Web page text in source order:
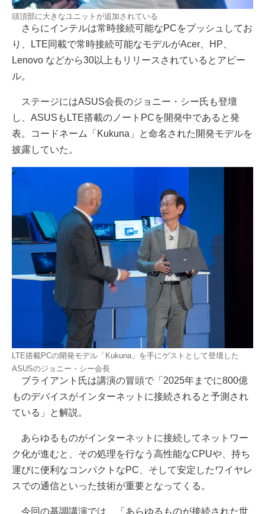
頭頂部に大きなユニットが追加されている
さらにインテルは常時接続可能なPCをプッシュしてお
り、LTE同載で常時接続可能なモデルがAcer、HP、
Lenovo などから30以上もリリースされているとアピー
ル。
ステージにはASUS会長のジョニー・シー氏も登壇
し、ASUSもLTE搭載のノートPCを開発中であると発
表。コードネーム「Kukuna」と命名された開発モデルを
披露していた。
LTE搭載PCの開発モデル「Kukuna」を手にゲストとして登壇した
ASUSのジョニー・シー会長
ブライアント氏は講演の冒頭で「2025年までに800億
ものデバイスがインターネットに接続されると予測され
ている」と解説。
あらゆるものがインターネットに接続してネットワー
ク化が進むと、その処理を行なう高性能なCPUや、持ち
運びに便利なコンパクトなPC、そして安定したワイヤレ
スでの通信といった技術が重要となってくる。
今回の基調講演では、「あらゆるものが接続された世